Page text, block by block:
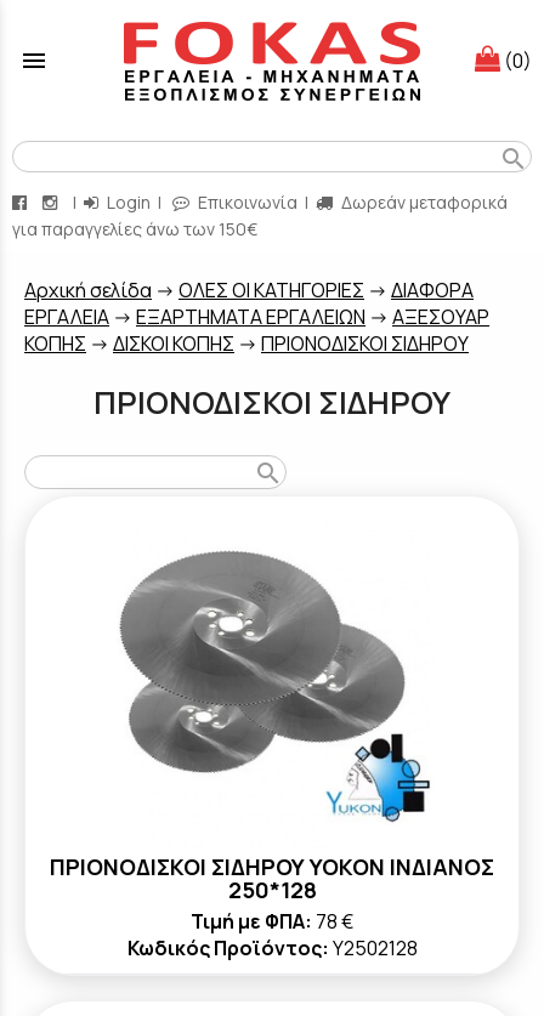
menu (0)
search
| Login | Επικοινωνία |
Δωρεάν μεταφορικά
για παραγγελίες άνω των 150€
Aρχική σελίδα -> ΟΛΕΣ ΟΙ ΚΑΤΗΓΟΡΙΕΣ -> ΔΙΑΦΟΡΑ
ΕΡΓΑΛΕΙΑ -> ΕΞΑΡΤΗΜΑΤΑ ΕΡΓΑΛΕΙΩΝ -> ΑΞΕΣΟΥΑΡ
ΚΟΠΗΣ -> ΔΙΣΚΟΙ ΚΟΠHΣ -> ΠΡΙΟΝΟΔΙΣΚΟΙ ΣΙΔΗΡΟΥ
ΠΡΙΟΝΟΔΙΣΚΟΙ ΣΙΔΗΡΟΥ
search
ΠΡΙΟΝΟΔΙΣΚΟΙ ΣΙΔΗΡΟΥ YOKON ΙΝΔΙΑΝΟΣ
250*128
Τιμή με ΦΠΑ: 78 €
Κωδικός Προϊόντος: Y2502128